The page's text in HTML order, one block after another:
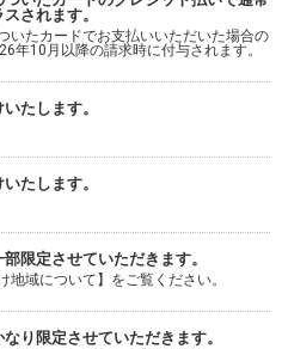
されます。
いたカードでお支払いいただいた場合の
年10月以降の請求時に付与されます。
たします。
たします。
限定させていただきます。
地域について】をご覧ください。
り限定させていただきます。